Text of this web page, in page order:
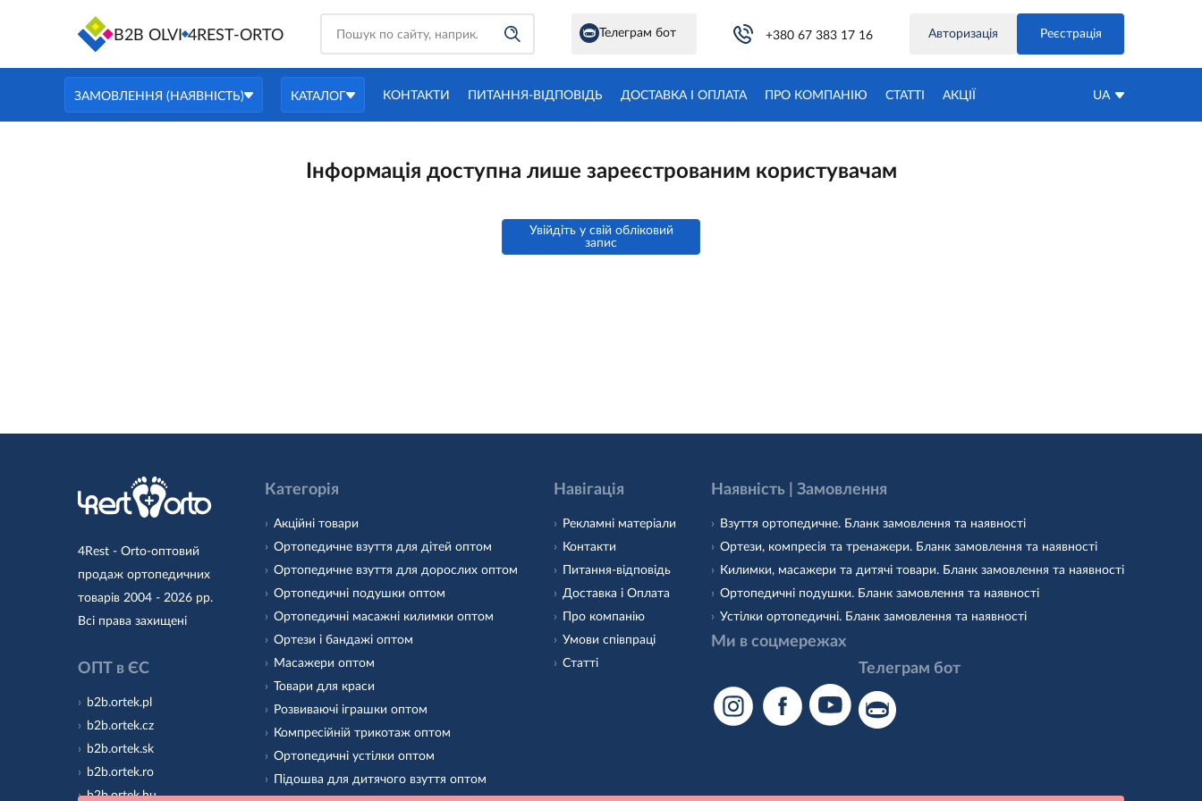
B2B OLVI 4REST-ORTO Телеграм бот +380 67 383 17 16 Авторизація Реєстрація
ЗАМОВЛЕННЯ (НАЯВНІСТЬ) КАТАЛОГ КОНТАКТИ ПИТАННЯ-ВІДПОВІДЬ ДОСТАВКА І ОПЛАТА ПРО КОМПАНІЮ СТАТТІ АКЦIЇ UA
Інформація доступна лише зареєстрованим користувачам
Увійдіть у свій обліковий
запис
4Rest - Orto-оптовий
продаж ортопедичних
товарів 2004 - 2026 рр.
Всі права захищені
ОПТ в ЄС
b2b.ortek.pl
b2b.ortek.cz
b2b.ortek.sk
b2b.ortek.ro
b2b.ortek.hu
Категорія
Акційні товари
Ортопедичне взуття для дітей оптом
Ортопедичне взуття для дорослих оптом
Ортопедичні подушки оптом
Ортопедичні масажні килимки оптом
Ортези і бандажі оптом
Масажери оптом
Товари для краси
Розвиваючі іграшки оптом
Компресійній трикотаж оптом
Ортопедичні устілки оптом
Підошва для дитячого взуття оптом
Навігація
Рекламні матеріали
Контакти
Питання-відповідь
Доставка і Оплата
Про компанію
Умови співпраці
Статті
Наявність | Замовлення
Взуття ортопедичне. Бланк замовлення та наявності
Ортези, компресія та тренажери. Бланк замовлення та наявності
Килимки, масажери та дитячі товари. Бланк замовлення та наявності
Ортопедичні подушки. Бланк замовлення та наявності
Устілки ортопедичні. Бланк замовлення та наявності
Ми в соцмережах
Телеграм бот